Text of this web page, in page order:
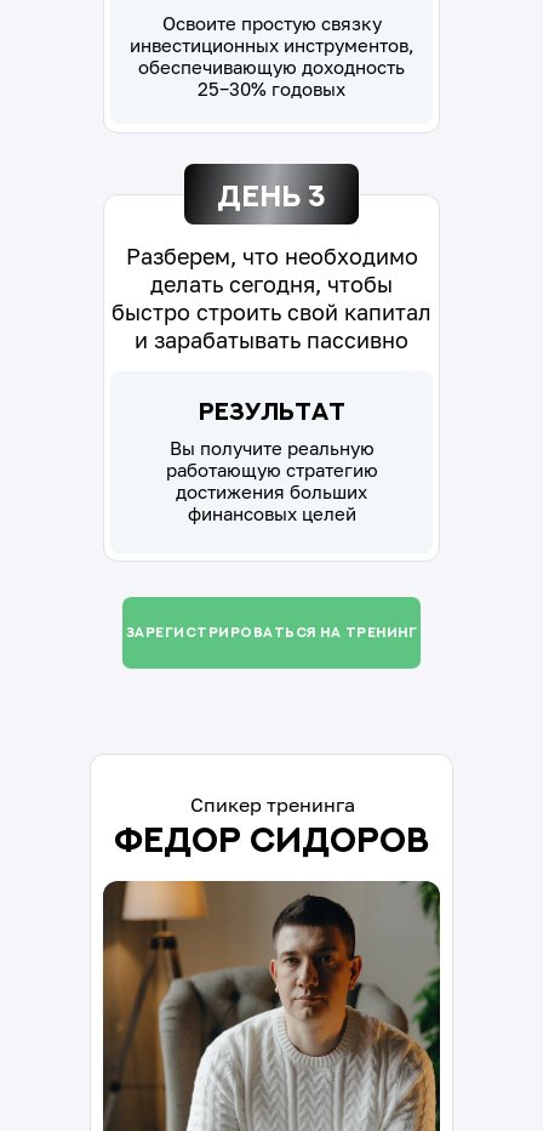
Освоите простую связку
инвестиционных инструментов,
обеспечивающую доходность
25−30% годовых
зарегистрироваться на тренинг
День 3
Разберем, что необходимо
делать сегодня, чтобы
быстро строить свой капитал
и зарабатывать пассивно
Результат
Вы получите реальную
работающую стратегию
достижения больших
финансовых целей
Спикер тренинга
Федор Сидоров